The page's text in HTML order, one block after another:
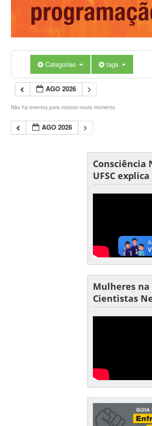
Categorias tags
AGO 2026
Não há eventos para mostrar neste momento.
AGO 2026
Consciência
UFSC explica
Mulheres na
Cientistas